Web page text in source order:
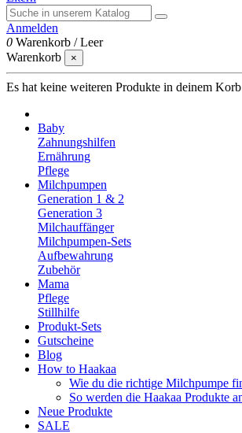
Anmelden
0 Warenkorb /Leer
Warenkorb
×
Es hat keine weiteren Produkte in deinem Korb
Baby
Zahnungshilfen
Ernährung
Pflege
Milchpumpen
Generation 1 & 2
Generation 3
Milchauffänger
Milchpumpen-Sets
Aufbewahrung
Zubehör
Mama
Pflege
Stillhilfe
Produkt-Sets
Gutscheine
Blog
How to Haakaa
Wie du die richtige Milchpumpe
So werden die Haakaa Produkte
Neue Produkte
SALE